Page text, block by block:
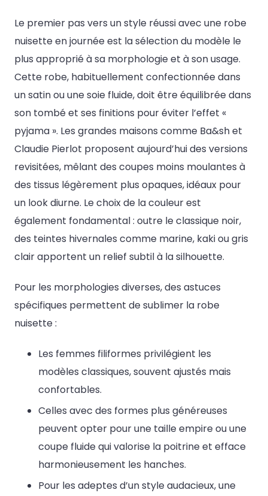
Le premier pas vers un style réussi avec une robe
nuisette en journée est la sélection du modèle le
plus approprié à sa morphologie et à son usage.
Cette robe, habituellement confectionnée dans
un satin ou une soie fluide, doit être équilibrée dans
son tombé et ses finitions pour éviter l’effet «
pyjama ». Les grandes maisons comme Ba&sh et
Claudie Pierlot proposent aujourd’hui des versions
revisitées, mêlant des coupes moins moulantes à
des tissus légèrement plus opaques, idéaux pour
un look diurne. Le choix de la couleur est
également fondamental : outre le classique noir,
des teintes hivernales comme marine, kaki ou gris
clair apportent un relief subtil à la silhouette.
Pour les morphologies diverses, des astuces
spécifiques permettent de sublimer la robe
nuisette :
Les femmes filiformes privilégient les
modèles classiques, souvent ajustés mais
confortables.
Celles avec des formes plus généreuses
peuvent opter pour une taille empire ou une
coupe fluide qui valorise la poitrine et efface
harmonieusement les hanches.
Pour les adeptes d’un style audacieux, une